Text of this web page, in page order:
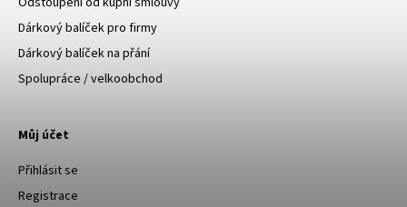
Dárkový balíček pro firmy
Dárkový balíček na přání
Spolupráce / velkoobchod
Můj účet
Přihlásit se
Registrace